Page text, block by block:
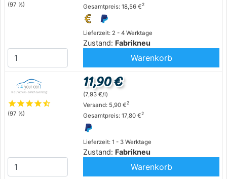
(97 %)
Lieferzeit: 2 - 4 Werktage
Zustand: Fabrikneu
Gesamtpreis: 18,56 €2
Warenkorb
starstarstarstarstar_half
(97 %)
Lieferzeit: 1 - 3 Werktage
Zustand: Fabrikneu
11,90 €
(7,93 €/l)
Versand: 5,90 €2
Gesamtpreis: 17,80 €2
Warenkorb